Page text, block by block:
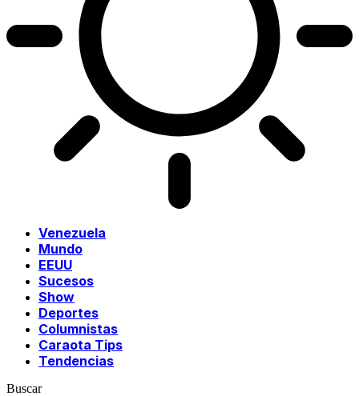
Venezuela
Mundo
EEUU
Sucesos
Show
Deportes
Columnistas
Caraota Tips
Tendencias
Buscar